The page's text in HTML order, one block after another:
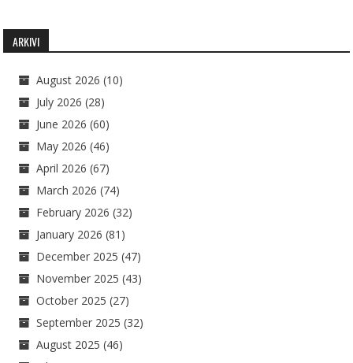
ARKIVI
August 2026 (10)
July 2026 (28)
June 2026 (60)
May 2026 (46)
April 2026 (67)
March 2026 (74)
February 2026 (32)
January 2026 (81)
December 2025 (47)
November 2025 (43)
October 2025 (27)
September 2025 (32)
August 2025 (46)